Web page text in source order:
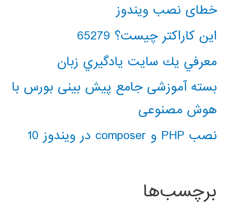
خطای نصب ویندوز
این کاراکتر چیست؟ 65279
معرفي يك سايت يادگيري زبان
بسته آموزشی جامع پیش بینی بورس با
هوش مصنوعی
نصب PHP و composer در ویندوز 10
برچسب‌ها